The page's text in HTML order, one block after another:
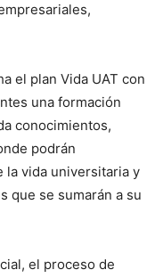
el plan Vida UAT con
una formación
conocimientos,
podrán
la vida universitaria y
que se sumarán a su
el proceso de